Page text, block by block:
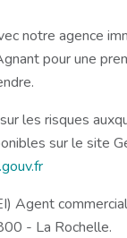
notre agence
pour une
les risques
sur le site
Agent
- La Rochelle.